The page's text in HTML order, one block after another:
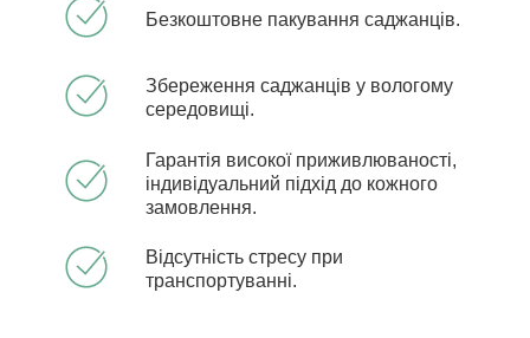
Безкоштовне пакування саджанців.
Збереження саджанців у вологому
середовищі.
Гарантія високої приживлюваності,
індивідуальний підхід до кожного
замовлення.
Відсутність стресу при
транспортуванні.